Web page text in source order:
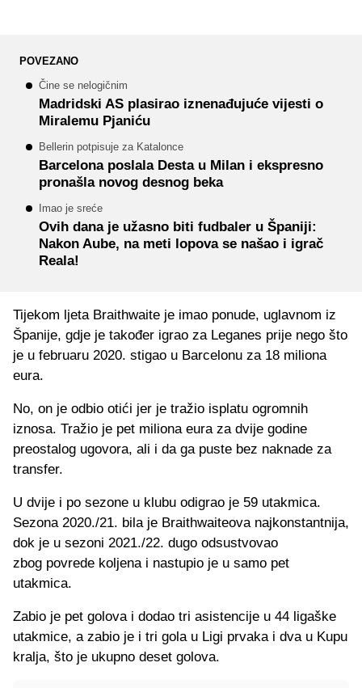
POVEZANO
Čine se nelogičnim
Madridski AS plasirao iznenađujuće vijesti o
Miralemu Pjaniću
Bellerin potpisuje za Katalonce
Barcelona poslala Desta u Milan i ekspresno
pronašla novog desnog beka
Imao je sreće
Ovih dana je užasno biti fudbaler u Španiji:
Nakon Aube, na meti lopova se našao i igrač
Reala!
Tijekom ljeta Braithwaite je imao ponude, uglavnom iz
Španije, gdje je također igrao za Leganes prije nego što
je u februaru 2020. stigao u Barcelonu za 18 miliona
eura.
No, on je odbio otići jer je tražio isplatu ogromnih
iznosa. Tražio je pet miliona eura za dvije godine
preostalog ugovora, ali i da ga puste bez naknade za
transfer.
U dvije i po sezone u klubu odigrao je 59 utakmica.
Sezona 2020./21. bila je Braithwaiteova najkonstantnija,
dok je u sezoni 2021./22. dugo odsustvovao
zbog povrede koljena i nastupio je u samo pet
utakmica.
Zabio je pet golova i dodao tri asistencije u 44 ligaške
utakmice, a zabio je i tri gola u Ligi prvaka i dva u Kupu
kralja, što je ukupno deset golova.